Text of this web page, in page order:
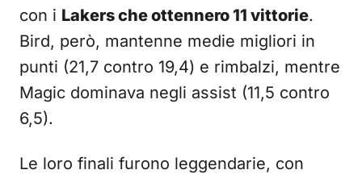
con i Lakers che ottennero 11 vittorie.
Bird, però, mantenne medie migliori in
punti (21,7 contro 19,4) e rimbalzi, mentre
Magic dominava negli assist (11,5 contro
6,5).
Le loro finali furono leggendarie, con